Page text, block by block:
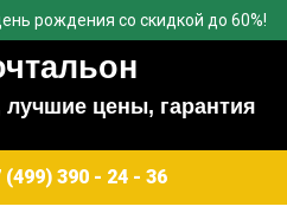
рождения со скидкой до 60%!
лучшие цены, гарантия
(499) 390 - 24 - 36